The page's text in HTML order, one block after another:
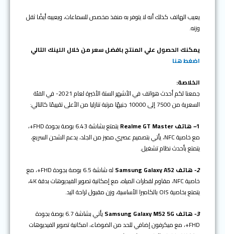
يعيب الهاتف كذلك أنه لا يتوفر به منفذ مخصص للسماعات، ويعيبه أيضًا ثقل
وزنه.
يمكنك الحصول علي المنتج بافضل سعر من خلال اللينك التالي
اضغط هنا
الخلاصة:
جمعنا لكم أحدث هواتف في الأشهر الستة الأخيرة لعام 2021- في الفئة
السعرية من 7500 إلى 10000 جنيهًا مرتبة تنازليا من الأعلى تقييمًا كالتالي:
1
–هاتفRealme GT Master
يتمتع بشاشة 6.43 بوصة بجودة FHD+،
مع خاصية NFC، يأتي بتصميم عصري مميز من الجلد، يدعم الشحن السريع،
يتمتع بأحدث نظام تشغيل.
2- هاتف Samsung Galaxy A52
له شاشة 6.5 بوصة بجودة FHD+، مع
خاصية NFC، مقاوم لقطرات المياه، مع إمكانية تصوير الفيديوهات بدقة 4K،
يتمتع بخاصية OIS بالكاميرا الأساسية، وزن مقبول لراحة اليد.
3- هاتف Samsung Galaxy M52 5G
يأتي بشاشة 6.7 بوصة بجودة
FHD+، مع ميكرفون إضافي للحد من الضوضاء، امكانية تصوير الفيديوهات